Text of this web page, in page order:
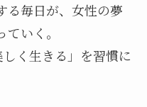
る毎日が、女性の夢
いく。
く生きる」を習慣に